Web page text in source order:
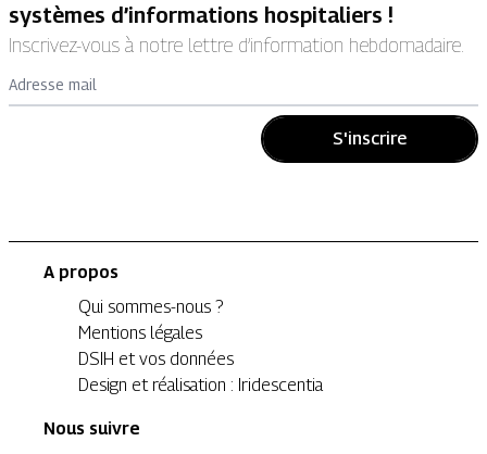
systèmes d’informations hospitaliers !
Inscrivez-vous à notre lettre d’information hebdomadaire.
Adresse mail
S'inscrire
A propos
Qui sommes-nous ?
Mentions légales
DSIH et vos données
Design et réalisation : Iridescentia
Nous suivre